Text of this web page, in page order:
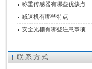
该怎么做
称重传感器有哪些优缺点
减速机有哪些特点
安全光栅有哪些注意事项
联系方式